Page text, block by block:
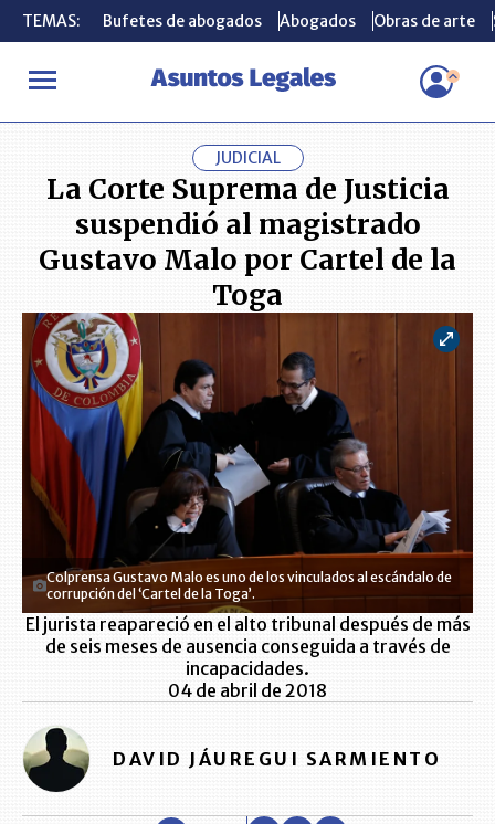
TEMAS: Bufetes de abogados Abogados Obras de arte
INICIO ACTUALIDAD La Corte Suprema de Justicia suspendió
TEMAS: Bufetes de abogados Abogados Obras de arte
JUDICIAL
La Corte Suprema de Justicia
suspendió al magistrado
Gustavo Malo por Cartel de la
Toga
Colprensa Gustavo Malo es uno de los vinculados al escándalo de
corrupción del ‘Cartel de la Toga’.
El jurista reapareció en el alto tribunal después de más
de seis meses de ausencia conseguida a través de
incapacidades.
04 de abril de 2018
DAVID JÁUREGUI SARMIENTO